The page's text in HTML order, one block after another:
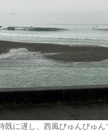
既に遅し、西風びゅんびゅ